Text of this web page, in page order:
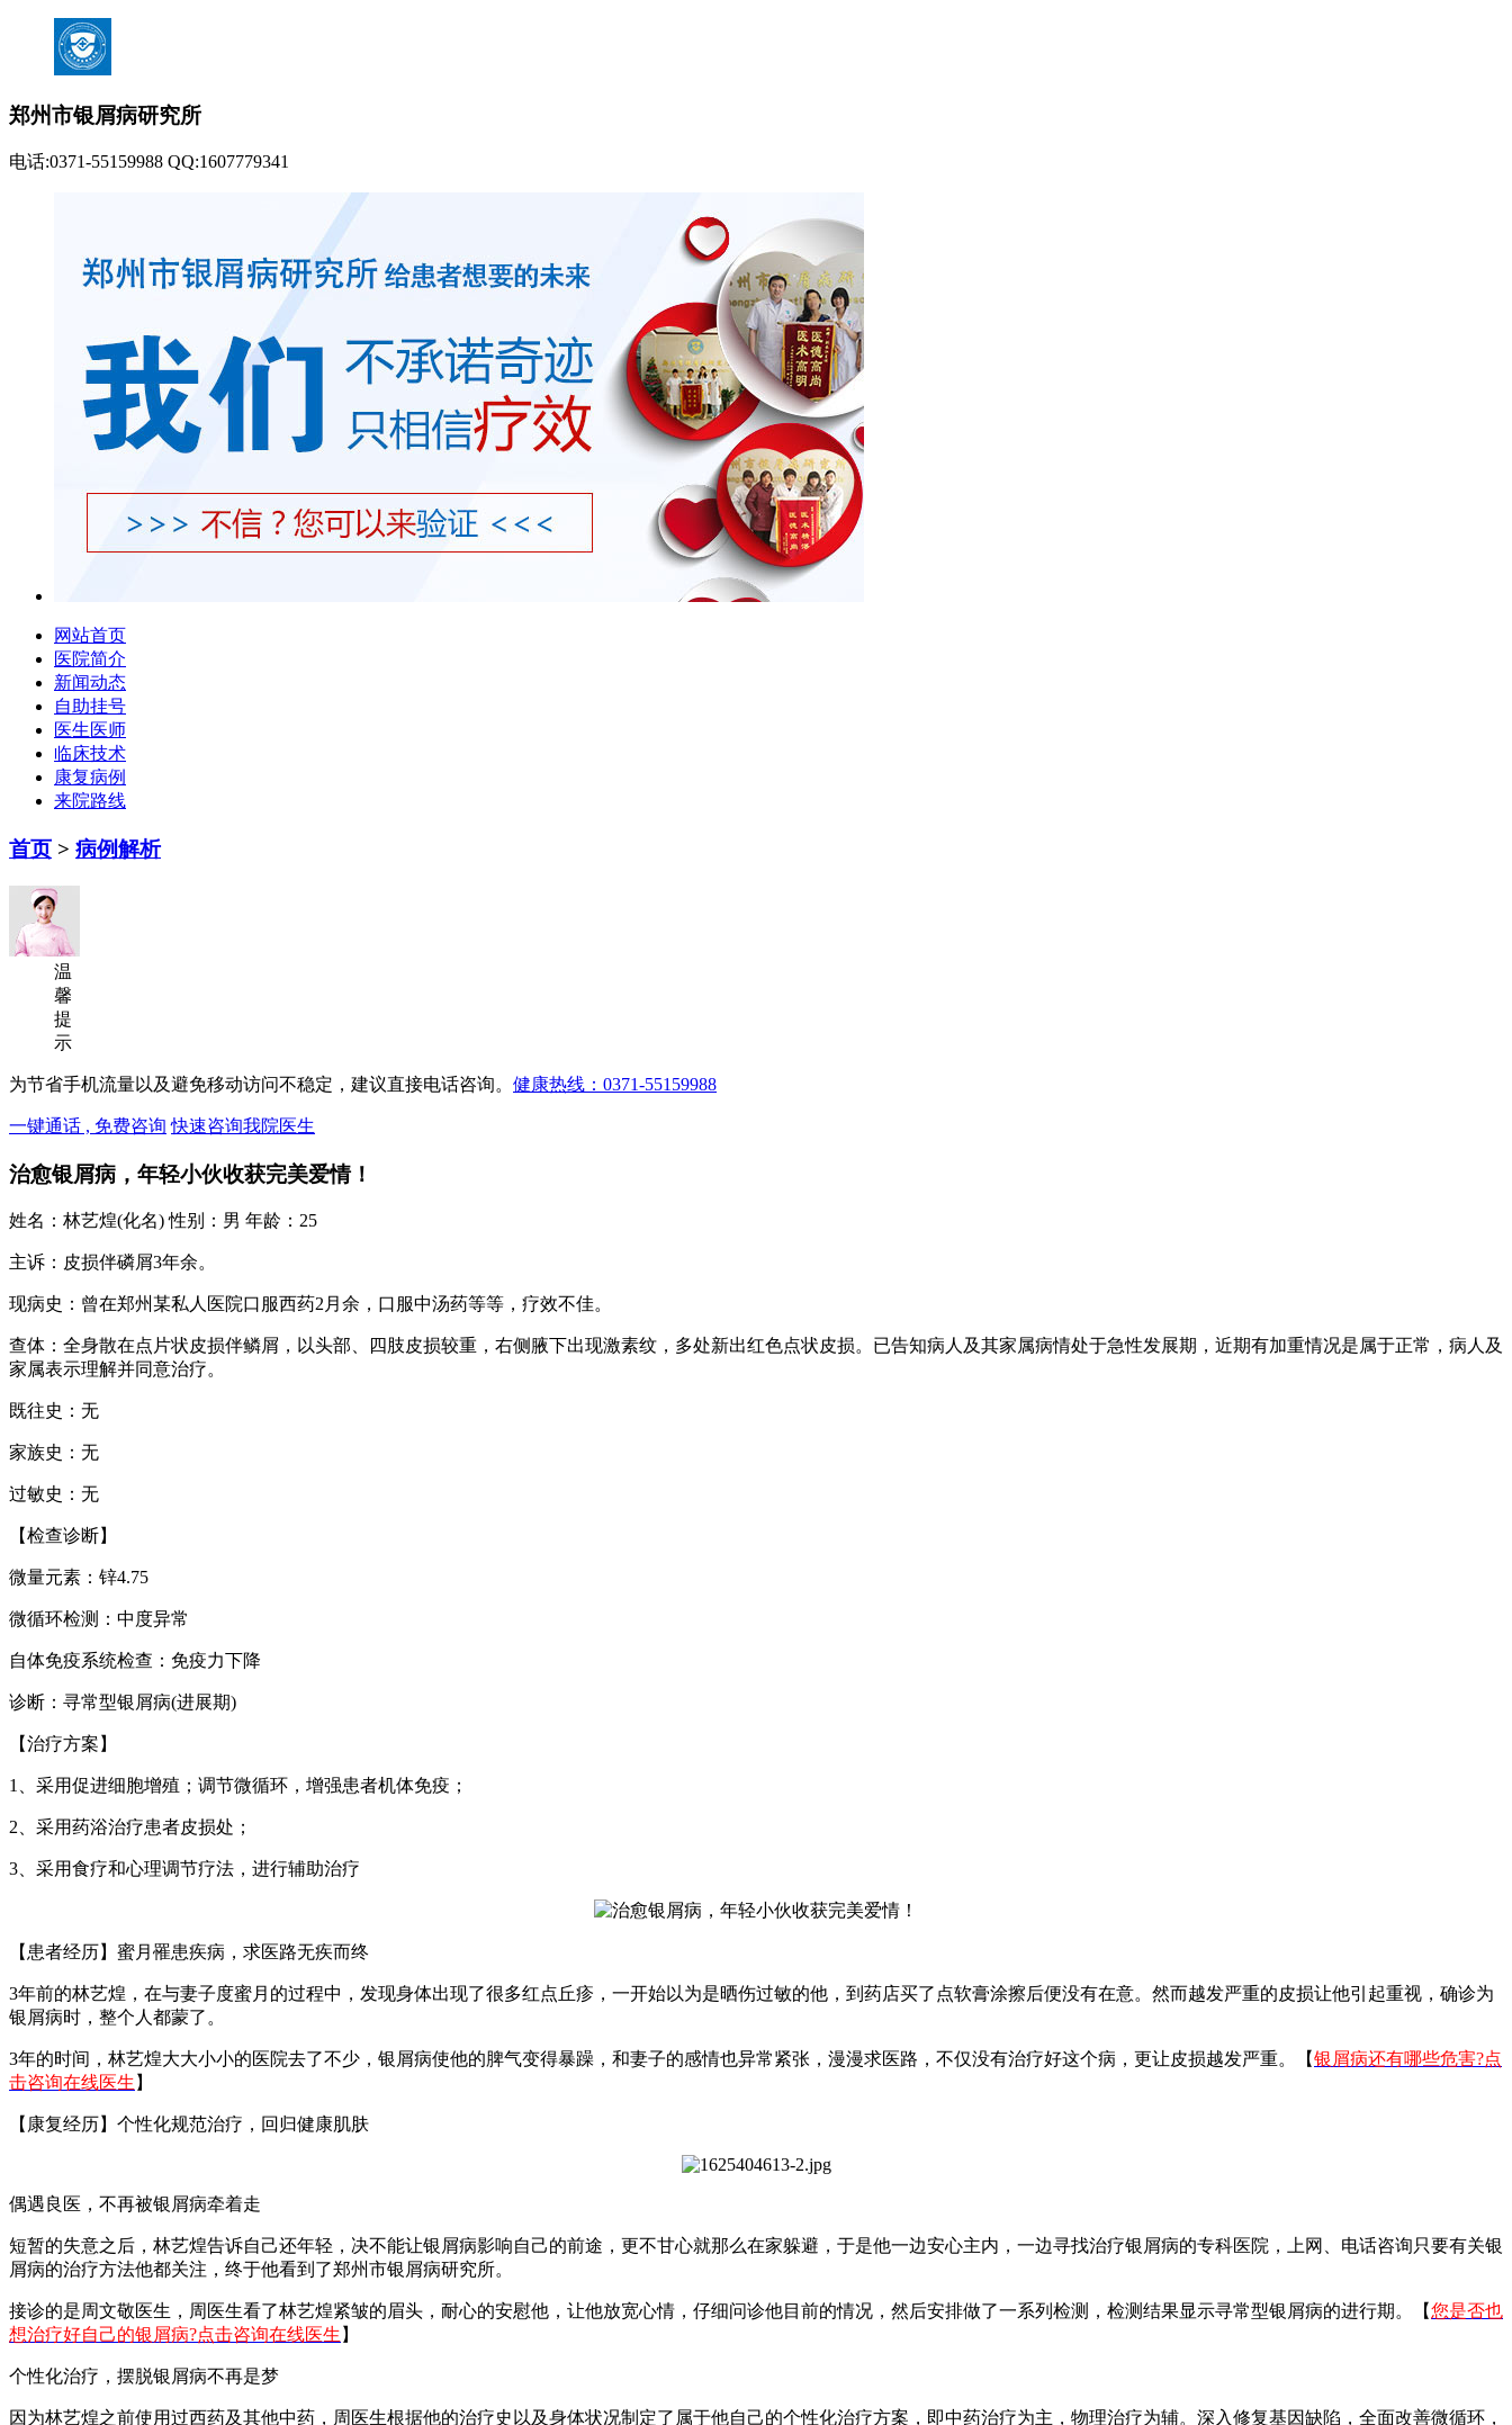
郑州市银屑病研究所
电话:0371-55159988 QQ:1607779341
网站首页
医院简介
新闻动态
自助挂号
医生医师
临床技术
康复病例
来院路线
首页 > 病例解析
温
馨
提
示
为节省手机流量以及避免移动访问不稳定，建议直接电话咨询。 健康热线：0371-55159988
一键通话 , 免费咨询 快速咨询我院医生
治愈银屑病，年轻小伙收获完美爱情！
姓名：林艺煌(化名) 性别：男 年龄：25
主诉：皮损伴磷屑3年余。
现病史：曾在郑州某私人医院口服西药2月余，口服中汤药等等，疗效不佳。
查体：全身散在点片状皮损伴鳞屑，以头部、四肢皮损较重，右侧腋下出现激素纹，多处新出红色点状皮损。已告知病人及其家属病情处于急性发展期，近期有加重情况是属于正常，病人及
家属表示理解并同意治疗。
既往史：无
家族史：无
过敏史：无
【检查诊断】
微量元素：锌4.75
微循环检测：中度异常
自体免疫系统检查：免疫力下降
诊断：寻常型银屑病(进展期)
【治疗方案】
1、采用促进细胞增殖；调节微循环，增强患者机体免疫；
2、采用药浴治疗患者皮损处；
3、采用食疗和心理调节疗法，进行辅助治疗
【患者经历】蜜月罹患疾病，求医路无疾而终
3年前的林艺煌，在与妻子度蜜月的过程中，发现身体出现了很多红点丘疹，一开始以为是晒伤过敏的他，到药店买了点软膏涂擦后便没有在意。然而越发严重的皮损让他引起重视，确诊为
银屑病时，整个人都蒙了。
3年的时间，林艺煌大大小小的医院去了不少，银屑病使他的脾气变得暴躁，和妻子的感情也异常紧张，漫漫求医路，不仅没有治疗好这个病，更让皮损越发严重。【银屑病还有哪些危害?点
击咨询在线医生 】
【康复经历】个性化规范治疗，回归健康肌肤
偶遇良医，不再被银屑病牵着走
短暂的失意之后，林艺煌告诉自己还年轻，决不能让银屑病影响自己的前途，更不甘心就那么在家躲避，于是他一边安心主内，一边寻找治疗银屑病的专科医院，上网、电话咨询只要有关银
屑病的治疗方法他都关注，终于他看到了郑州市银屑病研究所。
接诊的是周文敬医生，周医生看了林艺煌紧皱的眉头，耐心的安慰他，让他放宽心情，仔细问诊他目前的情况，然后安排做了一系列检测，检测结果显示寻常型银屑病的进行期。【您是否也
想治疗好自己的银屑病?点击咨询在线医生 】
个性化治疗，摆脱银屑病不再是梦
因为林艺煌之前使用过西药及其他中药，周医生根据他的治疗史以及身体状况制定了属于他自己的个性化治疗方案，即中药治疗为主，物理治疗为辅。深入修复基因缺陷，全面改善微循环，